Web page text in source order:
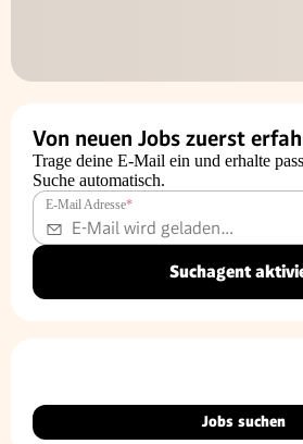
Von neuen Jobs zuerst
Trage deine E-Mail ein und erhalte
Suche automatisch.
E-Mail Adresse*
Suchagent
Jobs suchen